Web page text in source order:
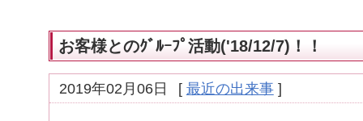
お客様とのｸﾞﾙｰﾌﾟ活動('18/12/7)！！
2019年02月06日 [ 最近の出来事]